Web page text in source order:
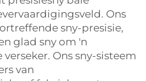
Ons
sny-presisie,
glad sny om 'n
Ons sny-sisteem
van